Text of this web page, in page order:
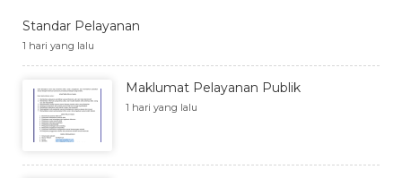
Standar Pelayanan
1 hari yang lalu
Maklumat Pelayanan Publik
1 hari yang lalu